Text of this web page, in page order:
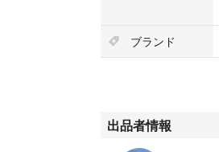
ブランド
出品者情報